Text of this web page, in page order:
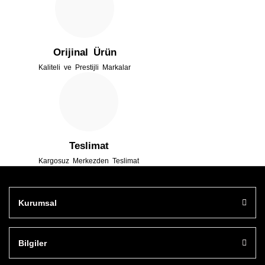
Orijinal Ürün
Kaliteli ve Prestijli Markalar
Teslimat
Kargosuz Merkezden Teslimat
Kurumsal
Bilgiler